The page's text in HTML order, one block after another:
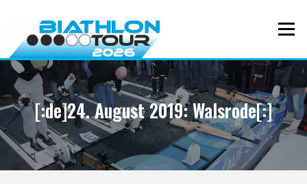
Inhalt
Menü
[:de]24. August 2019: Walsrode[:]